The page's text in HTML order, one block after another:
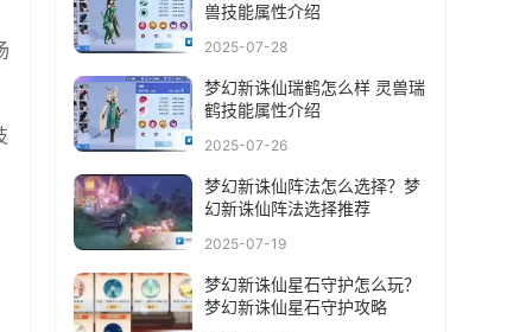
兽技能属性介绍
2025-07-28
梦幻新诛仙瑞鹤怎么样 灵兽瑞
鹤技能属性介绍
2025-07-26
梦幻新诛仙阵法怎么选择？梦
幻新诛仙阵法选择推荐
2025-07-19
梦幻新诛仙星石守护怎么玩？
梦幻新诛仙星石守护攻略